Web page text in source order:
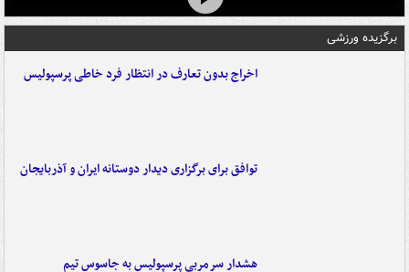
برگزیده ورزشی
اخراج بدون تعارف در انتظار فرد خاطی پرسپولیس
توافق برای برگزاری دیدار دوستانه ایران و آذربایجان
هشدار سرمربی پرسپولیس به جاسوس تیم